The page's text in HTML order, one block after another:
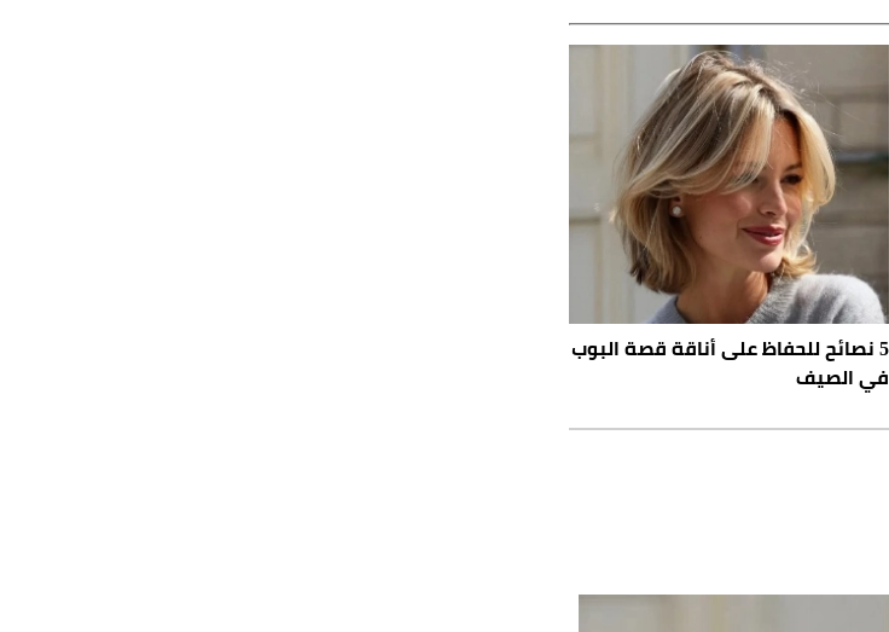
5 نصائح للحفاظ على أناقة قصة البوب
في الصيف